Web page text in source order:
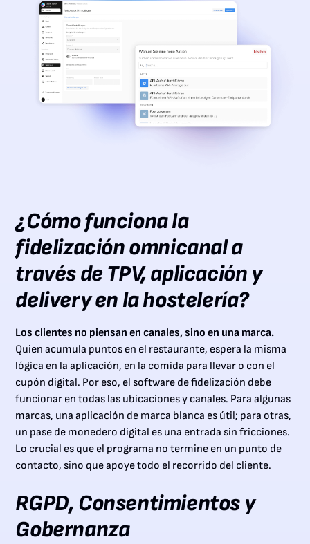
¿Cómo funciona la
fidelización omnicanal a
través de TPV, aplicación y
delivery en la hostelería?
Los clientes no piensan en canales, sino en una marca.
Quien acumula puntos en el restaurante, espera la misma
lógica en la aplicación, en la comida para llevar o con el
cupón digital. Por eso, el software de fidelización debe
funcionar en todas las ubicaciones y canales. Para algunas
marcas, una aplicación de marca blanca es útil; para otras,
un pase de monedero digital es una entrada sin fricciones.
Lo crucial es que el programa no termine en un punto de
contacto, sino que apoye todo el recorrido del cliente.
RGPD, Consentimientos y
Gobernanza